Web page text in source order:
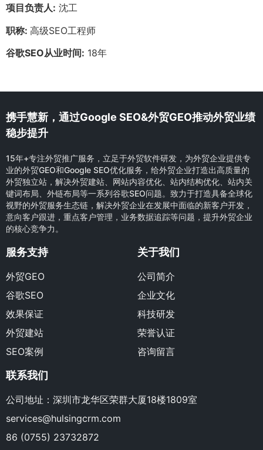
项目负责人: 沈工
职称: 高级SEO工程师
谷歌SEO从业时间: 18年
携手慧新，通过Google SEO&外贸GEO推动外贸业绩
稳步提升
15年+专注外贸推广服务，立足于外贸软件研发，为外贸企业提供专
业的外贸GEO和Google SEO优化服务，给外贸企业打造出高质量的
外贸独立站，解决外贸建站、网站内容优化、站内结构优化、站内关
键词布局、外链布局等一系列谷歌SEO问题。致力于打造具备全球化
视野的外贸服务生态链，解决外贸企业在发展中面临的新客户开发，
意向客户跟进，重点客户管理，业务数据追踪等问题，提升外贸企业
的核心竞争力。
服务支持
外贸GEO
谷歌SEO
效果保证
外贸建站
SEO案例
关于我们
公司简介
企业文化
科技研发
荣誉认证
咨询留言
联系我们
公司地址：深圳市龙华区荣群大厦18楼1809室
services@hulsingcrm.com
86 (0755) 23732872